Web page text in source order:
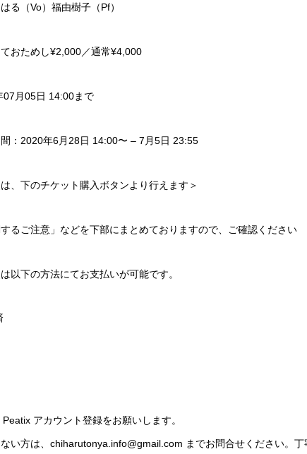
（Vo）福由樹子（Pf）
ためし¥2,000／通常¥4,000
07月05日 14:00まで
：2020年6月28日 14:00〜 – 7月5日 23:55
、下のチケット購入ボタンより行えます＞
するご注意」などを下部にまとめておりますので、ご確認ください
以下の方法にてお支払いが可能です。
アカウント登録をお願いします。
い方は、chiharutonya.info@gmail.com までお問合せください。丁